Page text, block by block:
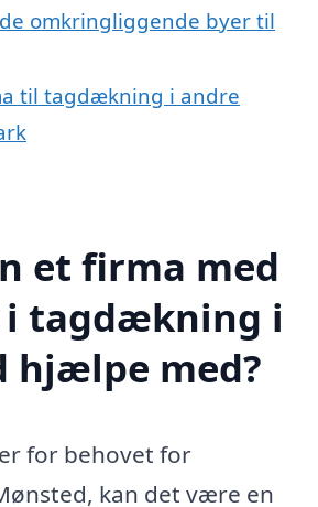
omkringliggende byer til
til tagdækning i andre
et firma med
i tagdækning i
hjælpe med?
for behovet for
kan det være en